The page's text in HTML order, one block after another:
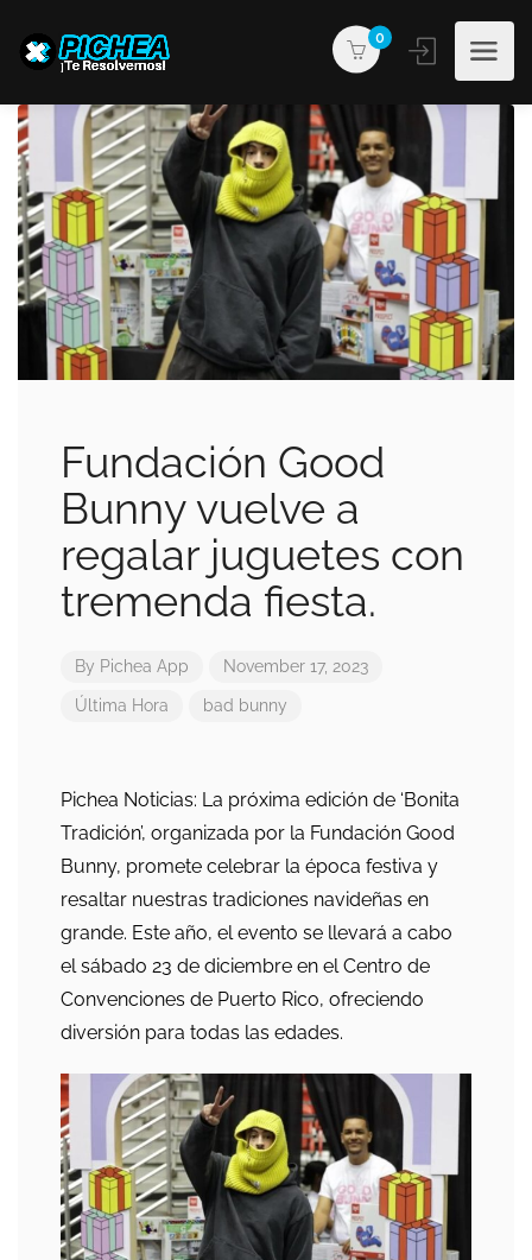
0
Fundación Good
Bunny vuelve a
regalar juguetes con
tremenda fiesta.
By Pichea App November 17, 2023
Última Hora bad bunny
Pichea Noticias: La próxima edición de ‘Bonita
Tradición’, organizada por la Fundación Good
Bunny, promete celebrar la época festiva y
resaltar nuestras tradiciones navideñas en
grande. Este año, el evento se llevará a cabo
el sábado 23 de diciembre en el Centro de
Convenciones de Puerto Rico, ofreciendo
diversión para todas las edades.